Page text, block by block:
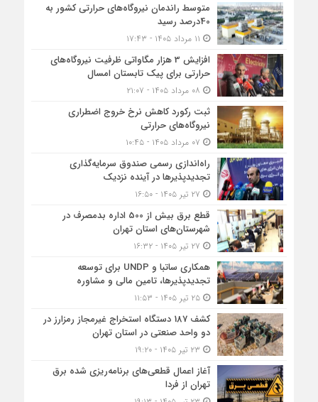
متوسط راندمان نیروگاه‌های حرارتی کشور به
40درصد رسید
افزایش 3 هزار مگاواتی ظرفیت نیروگاه‌های
حرارتی برای پیک تابستان امسال
ثبت رکورد کاهش نرخ خروج اضطراری
نیروگاه‌های حرارتی
راه‌اندازی رسمی صندوق سرمایه‌گذاری
تجدیدپذیرها در آینده نزدیک
قطع برق بیش از 500 اداره بدمصرف در
شهرستان‌های استان تهران
همکاری ساتبا و UNDP برای توسعه
تجدیدپذیرها، تامین مالی و مشاوره
۲۵ تیر ۱۴۰۵ - ۱۱:۵۳
کشف 187 دستگاه استخراج غیرمجاز رمزارز در
دو واحد صنعتی در استان تهران
آغاز اعمال قطعی‌های برنامه‌ریزی شده برق
تهران از فردا